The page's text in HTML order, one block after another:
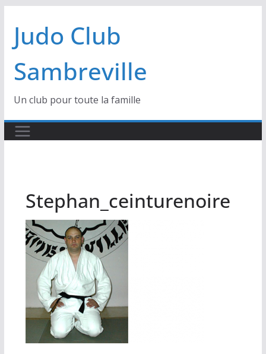
contenu
Judo Club
Sambreville
Un club pour toute la famille
Stephan_ceinturenoire